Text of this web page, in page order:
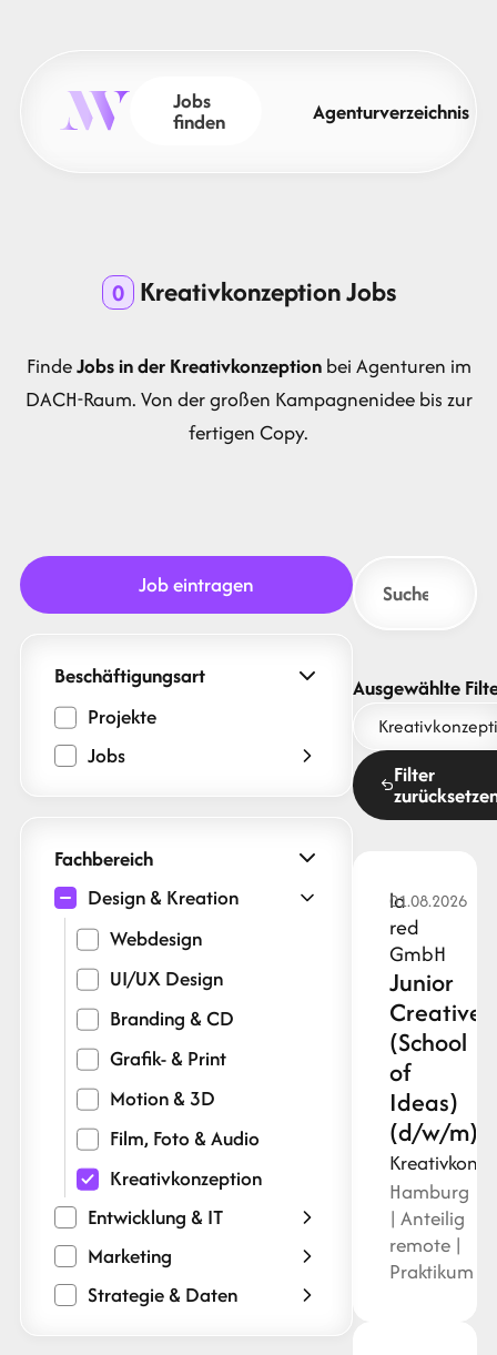
Jobs
finden Agenturverzeichnis
0 Kreativkonzeption Jobs
FindeJobs in der Kreativkonzeptionbei Agenturen im
DACH-Raum. Von der großen Kampagnenidee bis zur
fertigen Copy.
Job eintragen
Beschäftigungsart
Projekte
Jobs
Fachbereich
Design & Kreation
Webdesign
UI/UX Design
Branding & CD
Grafik- & Print
Motion & 3D
Film, Foto & Audio
Kreativkonzeption
Entwicklung & IT
Marketing
Strategie & Daten
Ausgewählte
Filter
la
red
GmbH
Junior
Creative
(School
of
Ideas)
(d/w/m)
01.08.2026
Hamburg
| Anteilig
remote |
Praktikum